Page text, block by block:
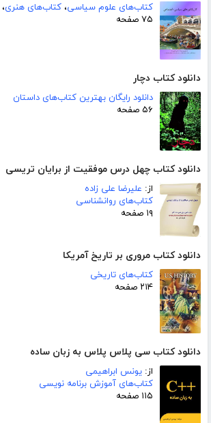
کتاب‌های علوم سیاسی، کتاب‌های هنری،
۷۵ صفحه
دانلود کتاب دچار
دانلود رایگان بهترین کتاب‌های داستان
۵۶ صفحه
دانلود کتاب چهل درس موفقیت از برایان تریسی
از: علیرضا علی زاده
کتاب‌های روانشناسی
۱۹ صفحه
دانلود کتاب مروری بر تاریخ آمریکا
کتاب‌های تاریخی
۲۱۴ صفحه
دانلود کتاب سی پلاس پلاس به زبان ساده
از: یونس ابراهیمی
کتاب‌های آموزش برنامه نویسی
۱۱۵ صفحه